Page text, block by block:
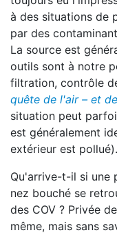
à des situations de
par des
La source est
outils sont à notre
filtration, contrôle
quête de l'air – et
situation peut
est généralement
extérieur est
Qu'arrive-t-il si une
nez bouché se
des COV ? Privée
même, mais sans